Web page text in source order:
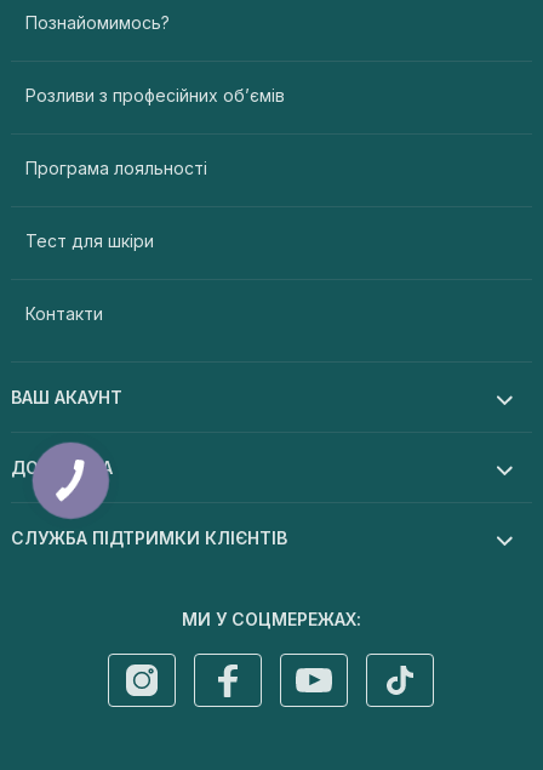
Познайомимось?
Розливи з професійних об’ємів
Програма лояльності
Тест для шкіри
Контакти
ВАШ АКАУНТ
ДОПОМОГА
СЛУЖБА ПІДТРИМКИ КЛІЄНТІВ
МИ У СОЦМЕРЕЖАХ: